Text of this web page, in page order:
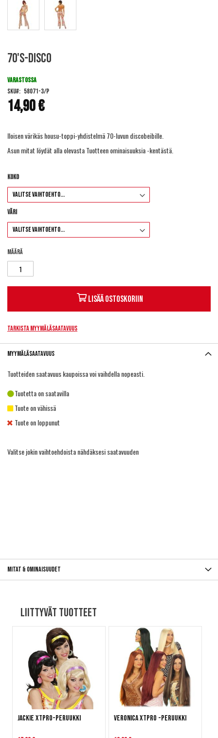
to
beginning
the
images
gallery
70's-disco
14,90 €
VARASTOSSA
SKU
58071-3/P
Iloisen värikäs housu-toppi-yhdistelmä 70-luvun discobeibille.
Asun mitat löydät alla olevasta Tuotteen ominaisuuksia -kentästä.
Koko
Väri
Määrä
Lisää ostoskoriin
Tarkista myymäläsaatavuus
Myymäläsaatavuus
Tuotteiden saatavuus kaupoissa voi vaihdella nopeasti.
Tuotetta on saatavilla
Tuote on vähissä
Tuote on loppunut
Valitse jokin vaihtoehdoista nähdäksesi saatavuuden
Mitat & ominaisuudet
Liittyvät tuotteet
Jackie XTPRO-peruukki Veronica XTPRO -peruukki